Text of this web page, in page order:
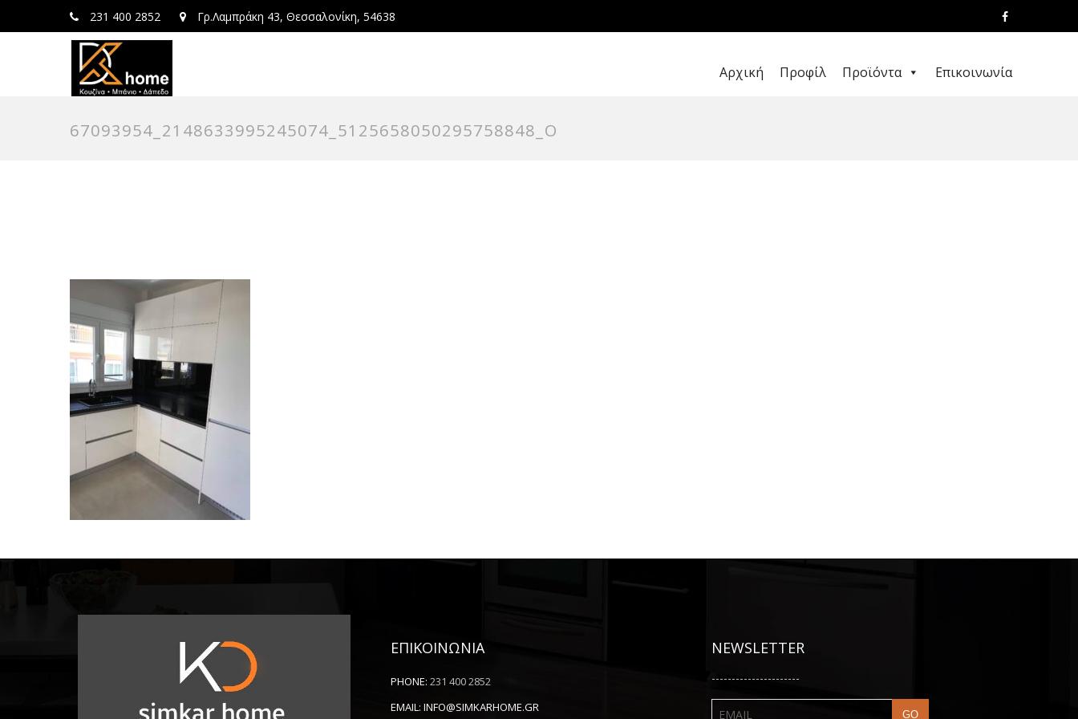
231 400 2852 Γρ.Λαμπράκη 43, Θεσσαλονίκη, 54638
Αρχική Προφίλ Προϊόντα Επικοινωνία
67093954_2148633995245074_5125658050295758848_O
ΕΠΙΚΟΙΝΩΝΙΑ
PHONE: 231 400 2852
EMAIL: INFO@SIMKARHOME.GR
NEWSLETTER
----------------------